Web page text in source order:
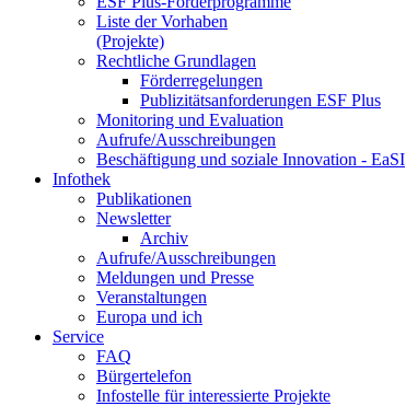
Lis­te der Vor­ha­ben
(Pro­jek­te)
Recht­li­che Grund­la­gen
För­der­re­ge­lun­gen
Pu­bli­zi­täts­an­for­de­run­gen ESF Plus
Mo­ni­to­ring und Eva­lua­ti­on
Auf­ru­fe/Aus­schrei­bun­gen
Be­schäf­ti­gung und so­zia­le In­no­va­ti­on - Ea­SI
In­fo­thek
Pu­bli­ka­tio­nen
Newslet­ter
Ar­chiv
Auf­ru­fe/Aus­schrei­bun­gen
Mel­dun­gen und Pres­se
Ver­an­stal­tun­gen
Eu­ro­pa und ich
Ser­vice
FAQ
Bür­ger­te­le­fon
In­fo­stel­le für in­ter­es­sier­te Pro­jek­te